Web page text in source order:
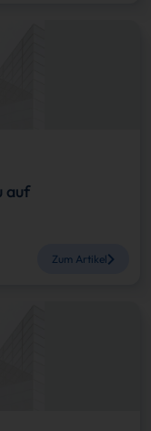
auf
Zum Artikel